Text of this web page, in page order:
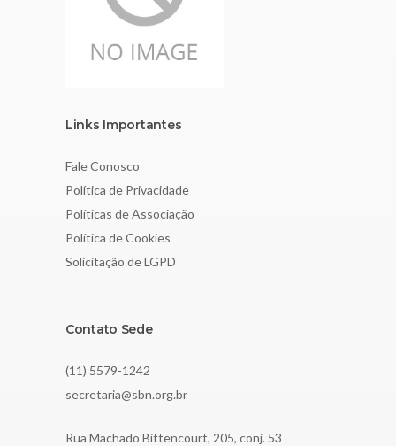
Links Importantes
Fale Conosco
Política de Privacidade
Políticas de Associação
Política de Cookies
Solicitação de LGPD
Contato Sede
(11) 5579-1242
secretaria@sbn.org.br
Rua Machado Bittencourt, 205, conj. 53